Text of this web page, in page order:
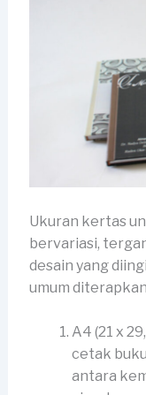
Ukuran kertas
bervariasi,
desain yang
umum
A4 (21 x
cetak
antara